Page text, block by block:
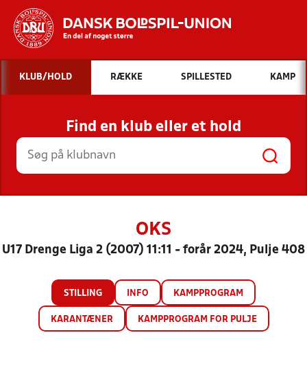
Hvad vil du søge efter?
INDHOLD OG NYHEDER
STILLINGER, RESULTATER, KLUBBER OG
HOLD
KLUB/HOLD RÆKKE SPILLESTED KAMP
Find en klub eller et hold
OKS
U17 Drenge Liga 2 (2007) 11:11 - forår 2024, Pulje 408
STILLING INFO KAMPPROGRAM
KARANTÆNER KAMPPROGRAM FOR PULJE